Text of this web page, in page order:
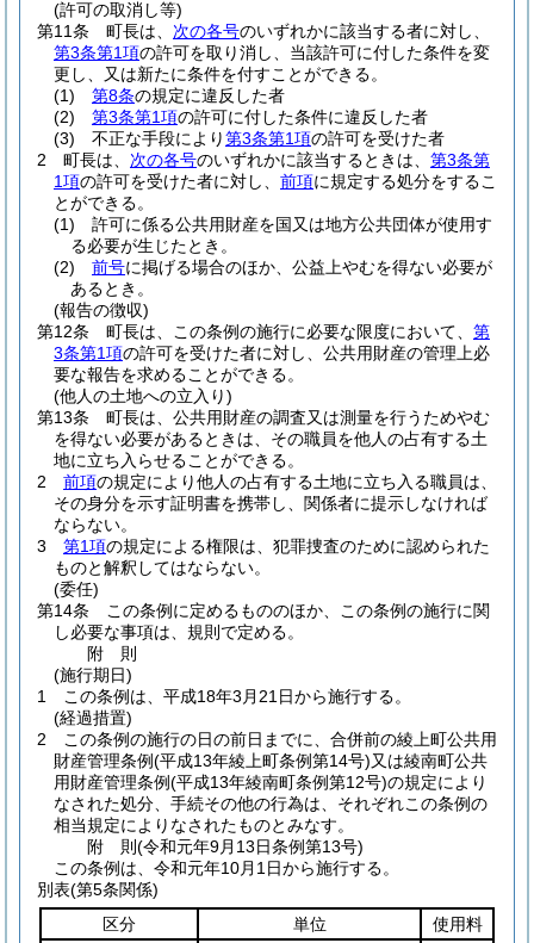
(許可の取消し等)
第11条
町長は、 次の各号のいずれかに該当する者に対し、
第3条第1項の許可を取り消し、当該許可に付した条件を変
更し、又は新たに条件を付すことができる。
(1)
第8条の規定に違反した者
(2)
第3条第1項の許可に付した条件に違反した者
(3)
不正な手段により第3条第1項の許可を受けた者
2
町長は、 次の各号のいずれかに該当するときは、 第3条第
1項の許可を受けた者に対し、 前項に規定する処分をするこ
とができる。
(1)
許可に係る公共用財産を国又は地方公共団体が使用す
る必要が生じたとき。
(2)
前号に掲げる場合のほか、公益上やむを得ない必要が
あるとき。
(報告の徴収)
第12条
町長は、この条例の施行に必要な限度において、 第
3条第1項の許可を受けた者に対し、公共用財産の管理上必
要な報告を求めることができる。
(他人の土地への立入り)
第13条
町長は、公共用財産の調査又は測量を行うためやむ
を得ない必要があるときは、その職員を他人の占有する土
地に立ち入らせることができる。
2
前項の規定により他人の占有する土地に立ち入る職員は、
その身分を示す証明書を携帯し、関係者に提示しなければ
ならない。
3
第1項の規定による権限は、犯罪捜査のために認められた
ものと解釈してはならない。
(委任)
第14条
この条例に定めるもののほか、この条例の施行に関
し必要な事項は、規則で定める。
附 則
(施行期日)
1
この条例は、平成18年3月21日から施行する。
(経過措置)
2
この条例の施行の日の前日までに、合併前の綾上町公共用
財産管理条例(平成13年綾上町条例第14号)又は綾南町公共
用財産管理条例(平成13年綾南町条例第12号)の規定により
なされた処分、手続その他の行為は、それぞれこの条例の
相当規定によりなされたものとみなす。
附 則(令和元年9月13日条例第13号)
この条例は、令和元年10月1日から施行する。
別表(第5条関係)
区分
単位
使用料